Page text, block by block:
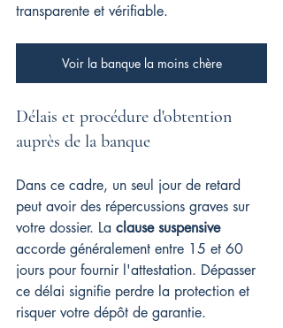
transparente et vérifiable.
Voir la banque la moins chère
Délais et procédure d'obtention
auprès de la banque
Dans ce cadre, un seul jour de retard
peut avoir des répercussions graves sur
votre dossier. La clause suspensive
accorde généralement entre 15 et 60
jours pour fournir l'attestation. Dépasser
ce délai signifie perdre la protection et
risquer votre dépôt de garantie.